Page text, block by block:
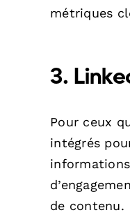
métriques
3.
Pour ceux
intégrés
de contenu.